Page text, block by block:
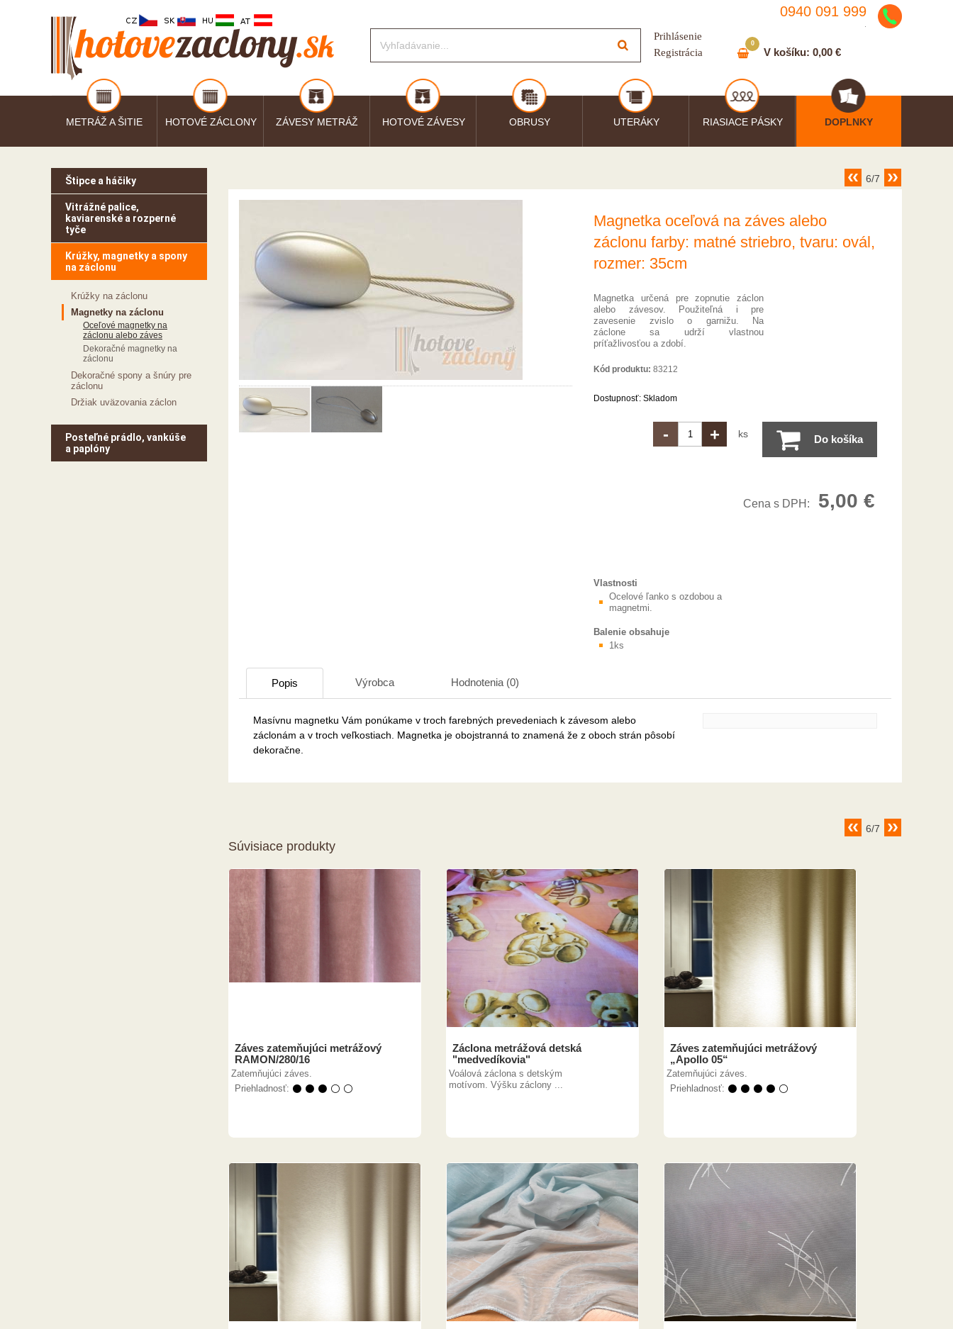
0940 091 999
Prihlásenie
Registrácia
V košíku: 0,00 €
0
METRÁŽ A ŠITIE HOTOVÉ ZÁCLONY ZÁVESY METRÁŽ HOTOVÉ ZÁVESY OBRUSY UTERÁKY RIASIACE PÁSKY DOPLNKY
Štipce a háčiky
Vitrážné palice,
kaviarenské a rozperné
tyče
Krúžky, magnetky a spony
na záclonu
Krúžky na záclonu
Magnetky na záclonu
Oceľové magnetky na
záclonu alebo záves
Dekoračné magnetky na
záclonu
Dekoračné spony a šnúry pre
záclonu
Držiak uväzovania záclon
Posteľné prádlo, vankúše
a paplóny
6/7
Magnetka oceľová na záves alebo
záclonu farby: matné striebro, tvaru: ovál,
rozmer: 35cm
Magnetka určená pre zopnutie záclon
alebo závesov. Použiteľná i pre
zavesenie zvislo o garnižu. Na
záclone sa udrží vlastnou
príťažlivosťou a zdobí.
Kód produktu: 83212
Dostupnosť: Skladom
- + ks Do košíka
Cena s DPH: 5,00 €
Vlastnosti
Ocelové ľanko s ozdobou a
magnetmi.
Balenie obsahuje
1ks
Popis Výrobca Hodnotenia (0)
Masívnu magnetku Vám ponúkame v troch farebných prevedeniach k závesom alebo
záclonám a v troch veľkostiach. Magnetka je obojstranná to znamená že z oboch strán pôsobí
dekoračne.
6/7
Súvisiace produkty
Záves zatemňujúci metrážový
RAMON/280/16
Zatemňujúci záves.
Priehladnosť: ⚫ ⚫ ⚫ ⚪ ⚪
Záclona metrážová detská
"medvedíkovia"
Voálová záclona s detským
motívom. Výšku záclony ...
Záves zatemňujúci metrážový
„Apollo 05“
Zatemňujúci záves.
Priehladnosť: ⚫ ⚫ ⚫ ⚫ ⚪